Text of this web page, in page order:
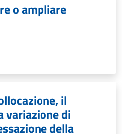
o ampliare
il
variazione di
della